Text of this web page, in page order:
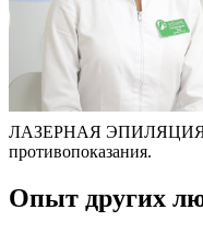
ЛАЗЕРНАЯ ЭПИЛЯЦИЯ.
противопоказания.
Опыт других